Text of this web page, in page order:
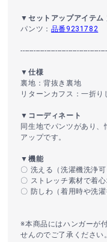
▼セットアップアイテム
パンツ： 品番9231782
----------------------------------------
▼仕様
裏地：背抜き裏地
リターンカフス：一折
▼コーディネート
同生地でパンツがあり、
アップです。
▼機能
〇 洗える（洗濯機洗浄可
〇 ストレッチ素材で着
〇 防しわ（着用時や洗
※本商品にはハンガーが
せんのでご了承ください